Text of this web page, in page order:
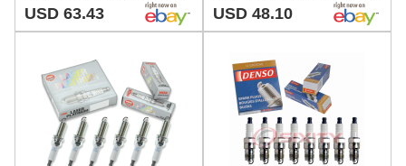
USD 63.43 USD 48.10